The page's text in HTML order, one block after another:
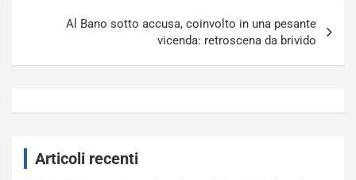
Al Bano sotto accusa, coinvolto in una pesante
vicenda: retroscena da brivido
Articoli recenti